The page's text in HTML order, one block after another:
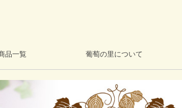
品一覧 葡萄の里について